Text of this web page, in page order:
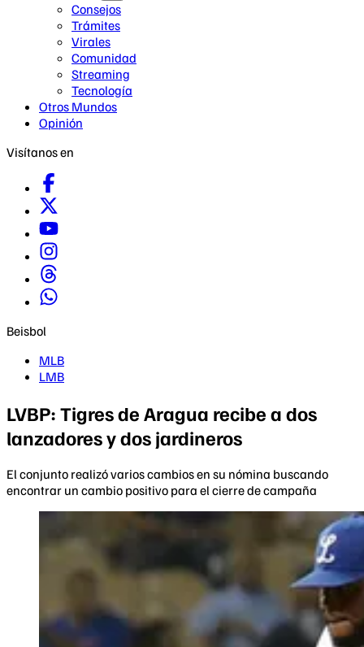
Consejos
Trámites
Virales
Comunidad
Streaming
Tecnología
Otros Mundos
Opinión
Visítanos en
Beisbol
MLB
LMB
LVBP: Tigres de Aragua recibe a dos
lanzadores y dos jardineros
El conjunto realizó varios cambios en su nómina buscando
encontrar un cambio positivo para el cierre de campaña